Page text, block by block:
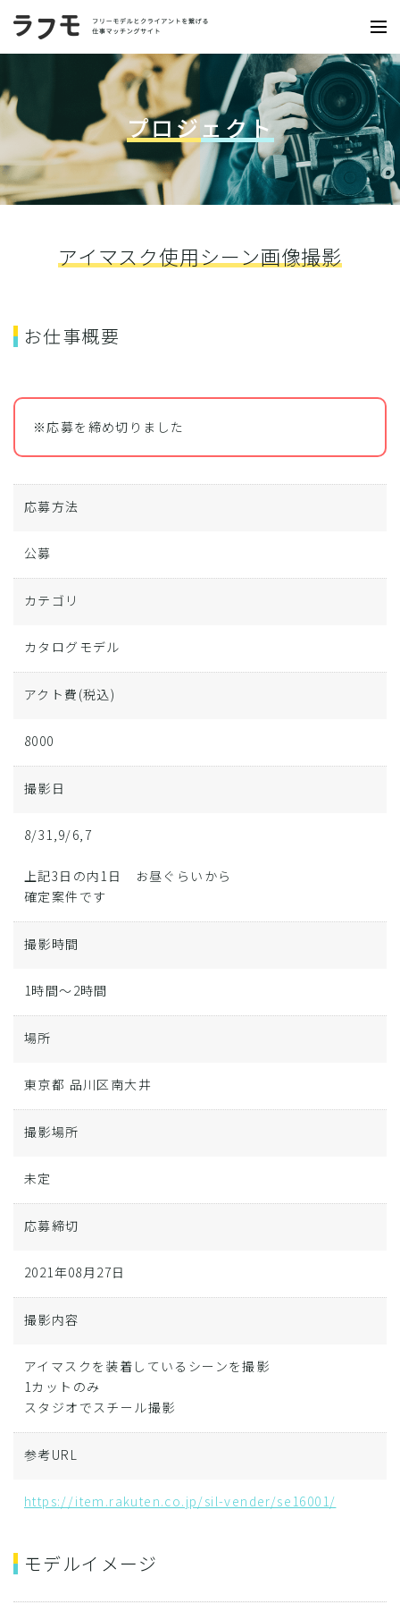
プロジェクト
アイマスク使用シーン画像撮影
お仕事概要
※応募を締め切りました
応募方法
公募
カテゴリ
カタログモデル
アクト費 (税込)
8000
撮影日
8/31,9/6,7
上記3日の内1日 お昼ぐらいから
確定案件です
撮影時間
1時間～2時間
場所
東京都 品川区南大井
撮影場所
未定
応募締切
2021年08月27日
撮影内容
アイマスクを装着しているシーンを撮影
1カットのみ
スタジオでスチール撮影
参考URL
https://item.rakuten.co.jp/sil-vender/se16001/
モデルイメージ